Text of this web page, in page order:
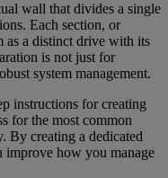
wall that divides a single
Each section, or
as a distinct drive with its
is not just for
system management.
instructions for creating
for the most common
By creating a dedicated
improve how you manage